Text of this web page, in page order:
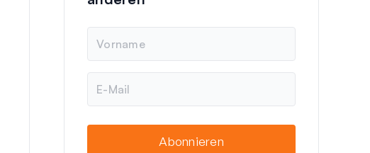
m
e
M
Abonnieren